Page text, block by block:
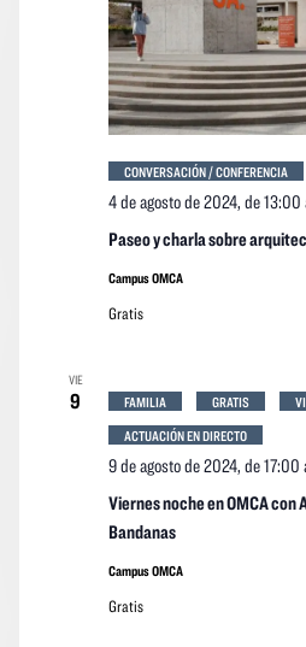
Paseo y charla sobre
4 de agosto de 2024, de 13:00
CONVERSACIÓN / CONFERENCIA
Campus OMCA
Gratis
VIE
9
Viernes noche en OMCA con
Bandanas
9 de agosto de 2024, de 17:00
FAMILIA GRATIS
ACTUACIÓN EN DIRECTO
Campus OMCA
Gratis